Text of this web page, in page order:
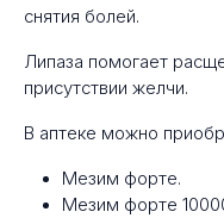
снятия болей.
Липаза помогает
присутствии желчи.
В аптеке можно
Мезим форте.
Мезим форте